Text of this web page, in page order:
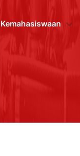
Kemahasiswaan